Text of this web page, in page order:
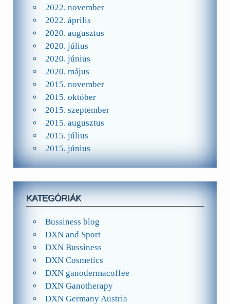
2022. november
2022. április
2020. augusztus
2020. július
2020. június
2020. május
2015. november
2015. október
2015. szeptember
2015. augusztus
2015. július
2015. június
KATEGÓRIÁK
Bussiness blog
DXN and Sport
DXN Bussiness
DXN Cosmetics
DXN ganodermacoffee
DXN Ganotherapy
DXN Germany Austria